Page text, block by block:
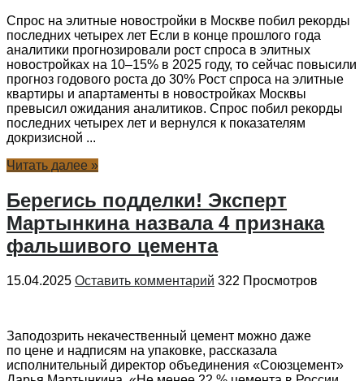
Спрос на элитные новостройки в Москве побил рекорды
последних четырех лет Если в конце прошлого года
аналитики прогнозировали рост спроса в элитных
новостройках на 10–15% в 2025 году, то сейчас повысили
прогноз годового роста до 30% Рост спроса на элитные
квартиры и апартаменты в новостройках Москвы
превысил ожидания аналитиков. Спрос побил рекорды
последних четырех лет и вернулся к показателям
докризисной ...
Читать далее »
Берегись подделки! Эксперт
Мартынкина назвала 4 признака
фальшивого цемента
15.04.2025 Оставить комментарий 322 Просмотров
Заподозрить некачественный цемент можно даже
по цене и надписям на упаковке, рассказала
исполнительный директор объединения «Союзцемент»